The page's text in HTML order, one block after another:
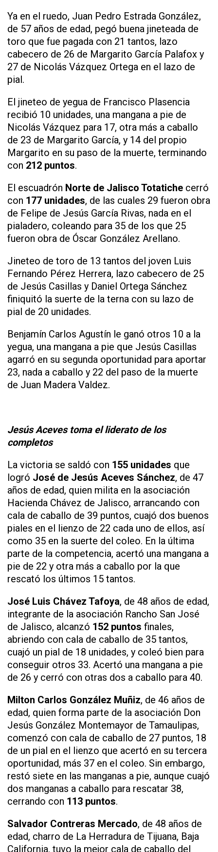
Ya en el ruedo, Juan Pedro Estrada González,
de 57 años de edad, pegó buena jineteada de
toro que fue pagada con 21 tantos, lazo
cabecero de 26 de Margarito García Palafox y
27 de Nicolás Vázquez Ortega en el lazo de
pial.
El jineteo de yegua de Francisco Plasencia
recibió 10 unidades, una mangana a pie de
Nicolás Vázquez para 17, otra más a caballo
de 23 de Margarito García, y 14 del propio
Margarito en su paso de la muerte, terminando
con 212 puntos.
El escuadrón Norte de Jalisco Totatiche cerró
con 177 unidades, de las cuales 29 fueron obra
de Felipe de Jesús García Rivas, nada en el
pialadero, coleando para 35 de los que 25
fueron obra de Óscar González Arellano.
Jineteo de toro de 13 tantos del joven Luis
Fernando Pérez Herrera, lazo cabecero de 25
de Jesús Casillas y Daniel Ortega Sánchez
finiquitó la suerte de la terna con su lazo de
pial de 20 unidades.
Benjamín Carlos Agustín le ganó otros 10 a la
yegua, una mangana a pie que Jesús Casillas
agarró en su segunda oportunidad para aportar
23, nada a caballo y 22 del paso de la muerte
de Juan Madera Valdez.
Jesús Aceves toma el liderato de los
completos
La victoria se saldó con 155 unidades que
logró José de Jesús Aceves Sánchez, de 47
años de edad, quien milita en la asociación
Hacienda Chávez de Jalisco, arrancando con
cala de caballo de 39 puntos, cuajó dos buenos
piales en el lienzo de 22 cada uno de ellos, así
como 35 en la suerte del coleo. En la última
parte de la competencia, acertó una mangana a
pie de 22 y otra más a caballo por la que
rescató los últimos 15 tantos.
José Luis Chávez Tafoya, de 48 años de edad,
integrante de la asociación Rancho San José
de Jalisco, alcanzó 152 puntos finales,
abriendo con cala de caballo de 35 tantos,
cuajó un pial de 18 unidades, y coleó bien para
conseguir otros 33. Acertó una mangana a pie
de 26 y cerró con otras dos a caballo para 40.
Milton Carlos González Muñiz, de 46 años de
edad, quien forma parte de la asociación Don
Jesús González Montemayor de Tamaulipas,
comenzó con cala de caballo de 27 puntos, 18
de un pial en el lienzo que acertó en su tercera
oportunidad, más 37 en el coleo. Sin embargo,
restó siete en las manganas a pie, aunque cuajó
dos manganas a caballo para rescatar 38,
cerrando con 113 puntos.
Salvador Contreras Mercado, de 48 años de
edad, charro de La Herradura de Tijuana, Baja
California, tuvo la mejor cala de caballo del